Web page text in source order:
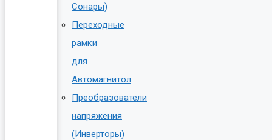
Сонары)
Переходные
рамки
для
Автомагнитол
Преобразователи
напряжения
(Инверторы)